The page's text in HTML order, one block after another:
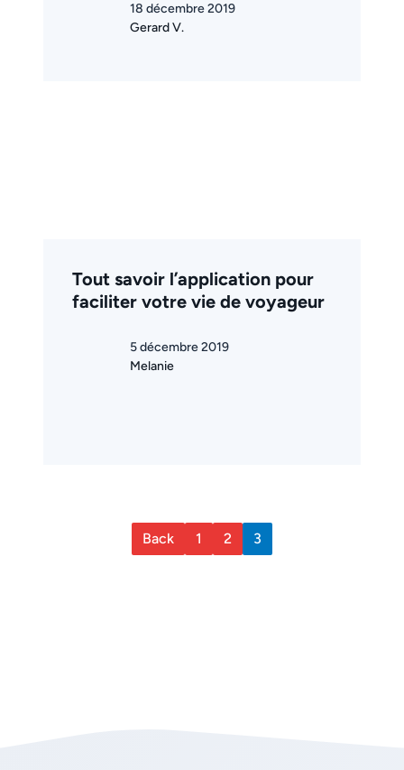
18 décembre 2019
Gerard V.
Tout savoir l’application pour
faciliter votre vie de voyageur
5 décembre 2019
Melanie
Back 1 2 3